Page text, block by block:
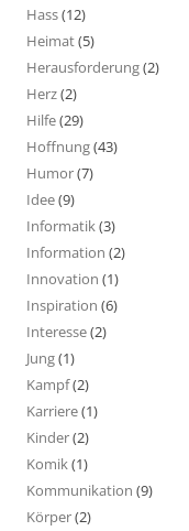
Hass(12)
Heimat(5)
Herausforderung(2)
Herz(2)
Hilfe(29)
Hoffnung(43)
Humor(7)
Idee(9)
Informatik(3)
Information (2)
Innovation (1)
Inspiration (6)
Interesse(2)
Jung(1)
Kampf(2)
Karriere(1)
Kinder(2)
Komik(1)
Kommunikation (9)
Körper(2)